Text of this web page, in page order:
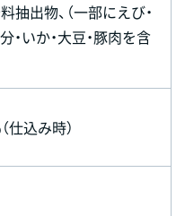
抽出物、（一部にえび・
・いか・大豆・豚肉を含
仕込み時）